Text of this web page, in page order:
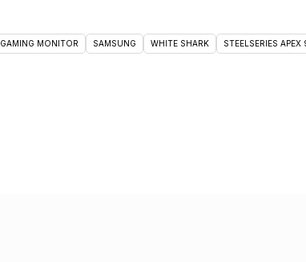
GAMING MONITOR SAMSUNG WHITE SHARK STEELSERIES